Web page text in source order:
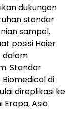
dukungan
standar
sampel.
posisi Haier
dalam
Standar
di
direplikasi ke
Eropa, Asia